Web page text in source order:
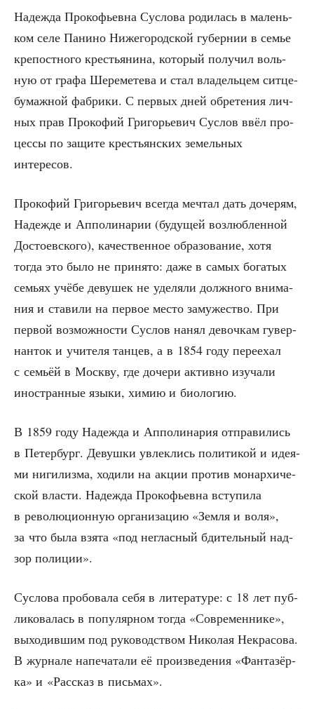
Надеж­да Про­ко­фьев­на Сус­ло­ва роди­лась в малень­
ком селе Пани­но Ниже­го­род­ской губер­нии в семье
кре­пост­но­го кре­стья­ни­на, кото­рый полу­чил воль­
ную от гра­фа Шере­ме­те­ва и стал вла­дель­цем сит­це­
бу­маж­ной фаб­ри­ки. С пер­вых дней обре­те­ния лич­
ных прав Про­ко­фий Гри­го­рье­вич Сус­лов ввёл про­
цес­сы по защи­те кре­стьян­ских земель­ных
интересов.
Про­ко­фий Гри­го­рье­вич все­гда меч­тал дать доче­рям,
Надеж­де и Аппо­ли­на­рии (буду­щей воз­люб­лен­ной
Досто­ев­ско­го), каче­ствен­ное обра­зо­ва­ние, хотя
тогда это было не при­ня­то: даже в самых бога­тых
семьях учё­бе деву­шек не уде­ля­ли долж­но­го вни­ма­
ния и ста­ви­ли на пер­вое место заму­же­ство. При
пер­вой воз­мож­но­сти Сус­лов нанял девоч­кам гувер­
нан­ток и учи­те­ля тан­цев, а в 1854 году пере­ехал
с семьёй в Моск­ву, где доче­ри актив­но изу­ча­ли
ино­стран­ные язы­ки, химию и биологию.
В 1859 году Надеж­да и Аппо­ли­на­рия отпра­ви­лись
в Петер­бург. Девуш­ки увлек­лись поли­ти­кой и иде­я­
ми ниги­лиз­ма, ходи­ли на акции про­тив монар­хи­че­
ской вла­сти. Надеж­да Про­ко­фьев­на всту­пи­ла
в рево­лю­ци­он­ную орга­ни­за­цию «Зем­ля и воля»,
за что была взя­та «под неглас­ный бди­тель­ный над­
зор полиции».
Сус­ло­ва про­бо­ва­ла себя в лите­ра­ту­ре: с 18 лет пуб­
ли­ко­ва­лась в попу­ляр­ном тогда «Совре­мен­ни­ке»,
выхо­див­шим под руко­вод­ством Нико­лая Некра­со­ва.
В жур­на­ле напе­ча­та­ли её про­из­ве­де­ния «Фан­та­зёр­
ка» и «Рас­сказ в письмах».